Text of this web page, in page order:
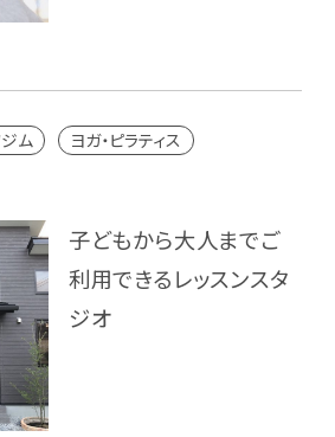
ム ヨガ・ピラティス
子どもから大人までご
利用できるレッスンスタ
ジオ